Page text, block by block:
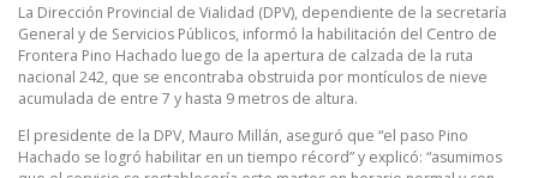
La Dirección Provincial de Vialidad (DPV), dependiente de la secretaría
General y de Servicios Públicos, informó la habilitación del Centro de
Frontera Pino Hachado luego de la apertura de calzada de la ruta
nacional 242, que se encontraba obstruida por montículos de nieve
acumulada de entre 7 y hasta 9 metros de altura.
El presidente de la DPV, Mauro Millán, aseguró que “el paso Pino
Hachado se logró habilitar en un tiempo récord” y explicó: “asumimos